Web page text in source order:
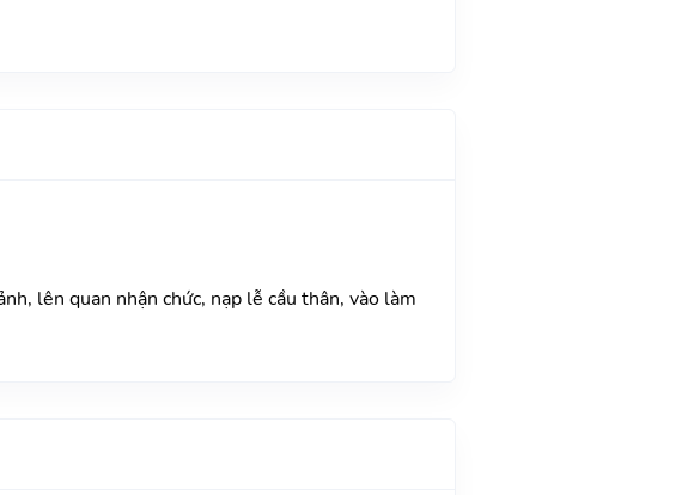
lên quan nhận chức, nạp lễ cầu thân, vào làm